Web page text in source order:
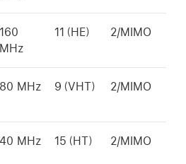
160
MHz
11（HE） 2/MIMO
80 MHz 9（VHT） 2/MIMO
40 MHz 15（HT） 2/MIMO